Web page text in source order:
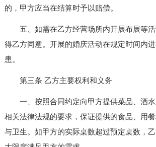
的，甲方应当在结算时予以赔偿。
五、如需在乙方经营场所内开展布展等活
得乙方同意。开展的婚庆活动在规定时间内
患。
第三条 乙方主要权利和义务
一、按照合同约定向甲方提供菜品、酒水
相关法律法规的要求，保证提供的食品、用
与卫生。如甲方的实际桌数超过预定桌数，